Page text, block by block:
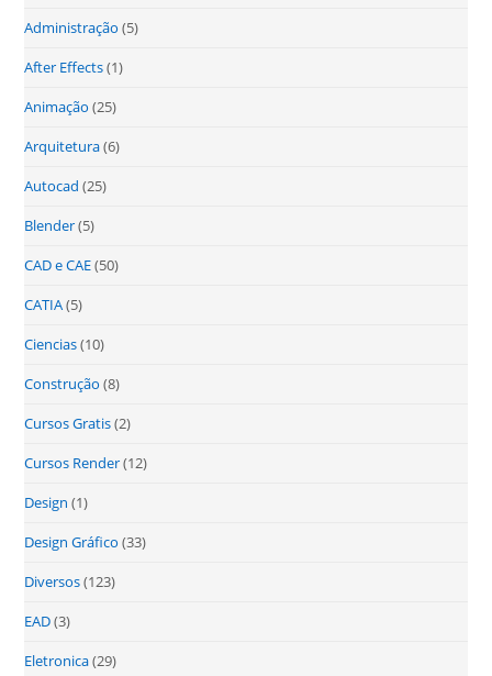
Administração (5)
After Effects(1)
Animação (25)
Arquitetura(6)
Autocad (25)
Blender(5)
CAD e CAE(50)
CATIA(5)
Ciencias(10)
Construção (8)
Cursos Gratis(2)
Cursos Render(12)
Design (1)
Design Gráfico (33)
Diversos(123)
EAD(3)
Eletronica(29)